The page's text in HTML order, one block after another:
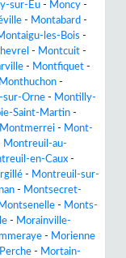
sur-Eu - Moncy -
- Montabard -
les-Bois -
- Montcuit -
- Montfiquet -
Monthuchon -
sur-Orne - Montilly-
Saint-Martin -
Montmerrei - Mont-
Montreuil-au-
en-Caux -
- Montreuil-sur-
- Montsecret-
Montsenelle - Monts-
- Morainville-
- Morienne
- Mortain-